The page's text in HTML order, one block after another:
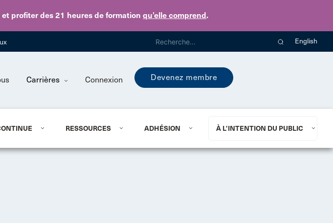
et profiter des 21 heures de formation qu’elle comprend.
Skip to main content
English
Carrières Connexion Devenez membre
RESSOURCES ADHÉSION À L’INTENTION DU PUBLIC